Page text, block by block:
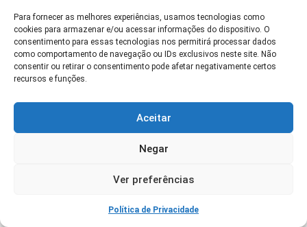
Para fornecer as melhores experiências, usamos tecnologias como
cookies para armazenar e/ou acessar informações do dispositivo. O
consentimento para essas tecnologias nos permitirá processar dados
como comportamento de navegação ou IDs exclusivos neste site. Não
consentir ou retirar o consentimento pode afetar negativamente certos
recursos e funções.
Aceitar
Negar
Ver preferências
Política de Privacidade
manejo de resíduos orgânicos e efluentes. No
Brasil, legislações ambientais e sanitárias
podem exigir licenciamento para tratamento e
comercialização de produtos derivados de
biodigestores.
Implementar controles de qualidade e rotas de
transporte adequadas previne passivos
ambientais e legais. Consultoria jurídica e
conforme exigências locais.
Considerar responsabilidade estendida e